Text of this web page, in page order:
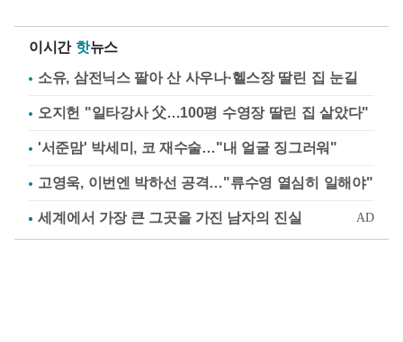
이시간 핫뉴스
소유, 삼전닉스 팔아 산 사우나·헬스장 딸린 집 눈길
오지헌 "일타강사 父…100평 수영장 딸린 집 살았다"
'서준맘' 박세미, 코 재수술…"내 얼굴 징그러워"
고영욱, 이번엔 박하선 공격…"류수영 열심히 일해야"